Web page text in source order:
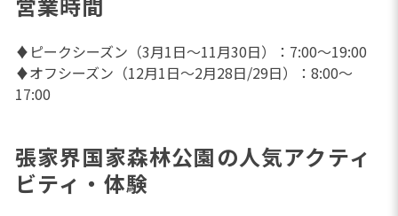
♦ピークシーズン（3月1日～11月30日）：7:00～19:00
♦オフシーズン（12月1日～2月28日/29日）：8:00～
17:00
張家界国家森林公園の人気アクティ
ビティ・体験